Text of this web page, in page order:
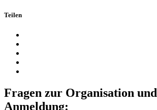
Teilen
Fragen zur Organisation und
Anmeldung: